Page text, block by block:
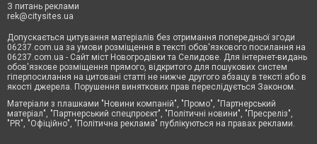
З питань реклами
rek@citysites.ua
Допускається цитування матеріалів без отримання попередньої згоди
06237.com.ua за умови розміщення в тексті обов'язкового посилання на
06237.com.ua - Сайт міст Новогродівки та Селидове. Для інтернет-видань
обов'язкове розміщення прямого, відкритого для пошукових систем
гіперпосилання на цитовані статті не нижче другого абзацу в тексті або в
якості джерела. Порушення виняткових прав переслідується Законом.
Матеріали з плашками "Новини компаній", "Промо", "Партнерський
матеріал", "Партнерський спецпроєкт", "Політичні новини", "Пресреліз",
"PR", "Офіційно", "Політична реклама" публікуються на правах реклами.